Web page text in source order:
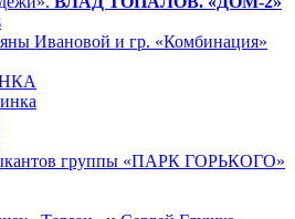
Ивановой и гр. «Комбинация»
группы «ПАРК ГОРЬКОГО»